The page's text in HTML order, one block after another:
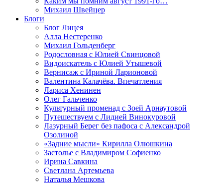
Михаил Швейцер
Блоги
Блог Лицея
Алла Нестеренко
Михаил Гольденберг
Родословная с Юлией Свинцовой
Видоискатель с Юлией Утышевой
Вернисаж с Ириной Ларионовой
Валентина Калачёва. Впечатления
Лариса Хенинен
Олег Гальченко
Культурный променад с Зоей Арнаутовой
Путешествуем с Лидией Винокуровой
Лазурный Берег без пафоса с Александрой
Озолиной
«Задние мысли» Кирилла Олюшкина
Застолье с Владимиром Софиенко
Ирина Савкина
Светлана Артемьева
Наталья Мешкова